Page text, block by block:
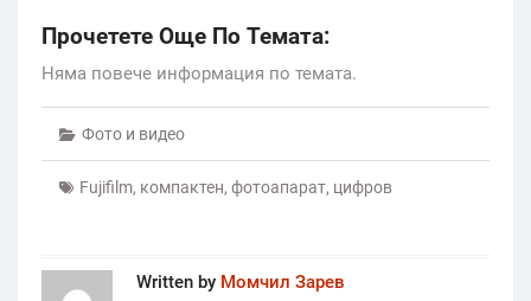
Прочетете Още По Темата:
Няма повече информация по темата.
Фото и видео
Fujifilm, компактен, фотоапарат, цифров
Written by Момчил Зарев